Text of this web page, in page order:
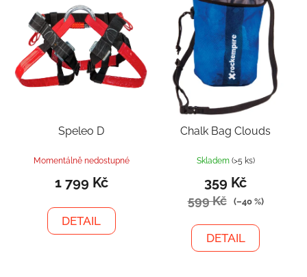
Speleo D
Momentálně nedostupné
1 799 Kč
DETAIL
Chalk Bag Clouds
Skladem (>5 ks)
359 Kč
599 Kč (–40 %)
DETAIL